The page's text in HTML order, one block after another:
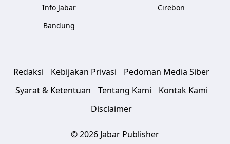
Info Jabar
Bandung
Cirebon
Redaksi Kebijakan Privasi
Pedoman Media Siber
Syarat & Ketentuan
Tentang Kami
Kontak Kami
Disclaimer
© 2026 Jabar Publisher